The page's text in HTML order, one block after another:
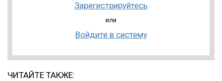
Зарегистрируйтесь
или
Войдите в систему
ЧИТАЙТЕ ТАКЖЕ: